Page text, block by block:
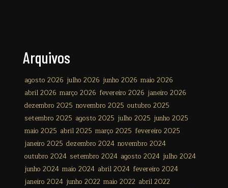
Arquivos
agosto 2026 julho 2026 junho 2026 maio 2026
abril 2026 março 2026 fevereiro 2026 janeiro 2026
dezembro 2025 novembro 2025 outubro 2025
setembro 2025 agosto 2025 julho 2025 junho 2025
maio 2025 abril 2025 março 2025 fevereiro 2025
janeiro 2025 dezembro 2024 novembro 2024
outubro 2024 setembro 2024 agosto 2024 julho 2024
junho 2024 maio 2024 abril 2024 fevereiro 2024
janeiro 2024 junho 2022 maio 2022 abril 2022